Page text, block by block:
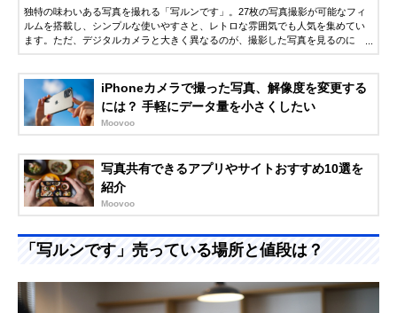
独特の味わいある写真を撮れる「写ルンです」。27枚の写真撮影が可能なフィ
ルムを搭載し、シンプルな使いやすさと、レトロな雰囲気でも人気を集めてい
ます。ただ、デジタルカメラと大きく異なるのが、撮影した写真を見るのに
認するまでの流れと、料金について紹介します。ぜひ参考にしてください。
iPhoneカメラで撮った写真、解像度を変更する
には？ 手軽にデータ量を小さくしたい
Moovoo
写真共有できるアプリやサイトおすすめ10選を
紹介
Moovoo
「写ルンです」売っている場所と値段は？